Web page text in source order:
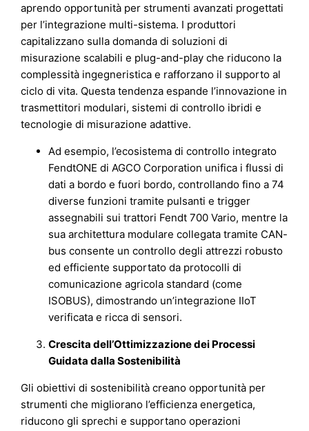
aprendo opportunità per strumenti avanzati progettati
per l’integrazione multi-sistema. I produttori
capitalizzano sulla domanda di soluzioni di
misurazione scalabili e plug-and-play che riducono la
complessità ingegneristica e rafforzano il supporto al
ciclo di vita. Questa tendenza espande l’innovazione in
trasmettitori modulari, sistemi di controllo ibridi e
tecnologie di misurazione adattive.
Ad esempio, l’ecosistema di controllo integrato
FendtONE di AGCO Corporation unifica i flussi di
dati a bordo e fuori bordo, controllando fino a 74
diverse funzioni tramite pulsanti e trigger
assegnabili sui trattori Fendt 700 Vario, mentre la
sua architettura modulare collegata tramite CAN-
bus consente un controllo degli attrezzi robusto
ed efficiente supportato da protocolli di
comunicazione agricola standard (come
ISOBUS), dimostrando un’integrazione IIoT
verificata e ricca di sensori.
Crescita dell’Ottimizzazione dei Processi
Guidata dalla Sostenibilità
Gli obiettivi di sostenibilità creano opportunità per
strumenti che migliorano l’efficienza energetica,
riducono gli sprechi e supportano operazioni